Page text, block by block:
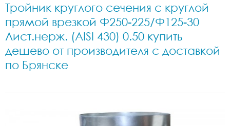
Тройник круглого сечения с круглой
прямой врезкой Ф250-225/Ф125-30
Лист.нерж. (AISI 430) 0.50 купить
дешево от производителя с доставкой
по Брянске